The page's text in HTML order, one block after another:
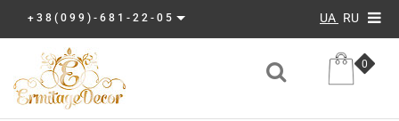
+38(099)-681-22-05 UA RU
0